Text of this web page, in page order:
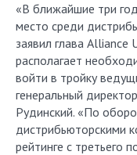
«В ближайшие три
место среди
заявил глава Alliance
располагает
войти в тройку
генеральный
Рудинский. «По
дистрибьюторскими
рейтинге с третьего